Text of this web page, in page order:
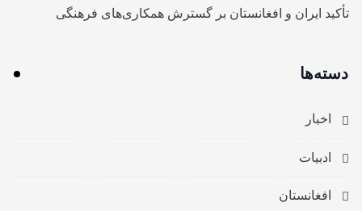
تأکید ایران و افغانستان بر گسترش همکاری‌های فرهنگی
دسته‌ها
اخبار
ادبیات
افغانستان